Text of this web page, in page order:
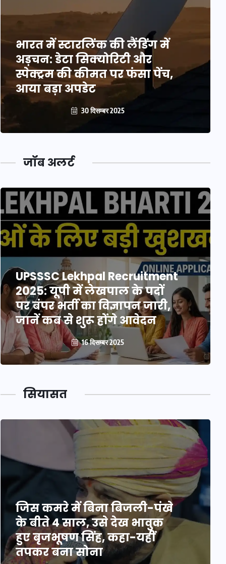
भारत में स्टारलिंक की लैंडिंग में
अड़चन: डेटा सिक्योरिटी और
स्पेक्ट्रम की कीमत पर फंसा पेंच,
आया बड़ा अपडेट
30 दिसम्बर 2025
जॉब अलर्ट
UPSSSC Lekhpal Recruitment
2025: यूपी में लेखपाल के पदों
पर बंपर भर्ती का विज्ञापन जारी,
जानें कब से शुरू होंगे आवेदन
16 दिसम्बर 2025
सियासत
जिस कमरे में बिना बिजली-पंखे
के बीते 4 साल, उसे देख भावुक
हुए बृजभूषण सिंह, कहा-यहीं
तपकर बना सोना